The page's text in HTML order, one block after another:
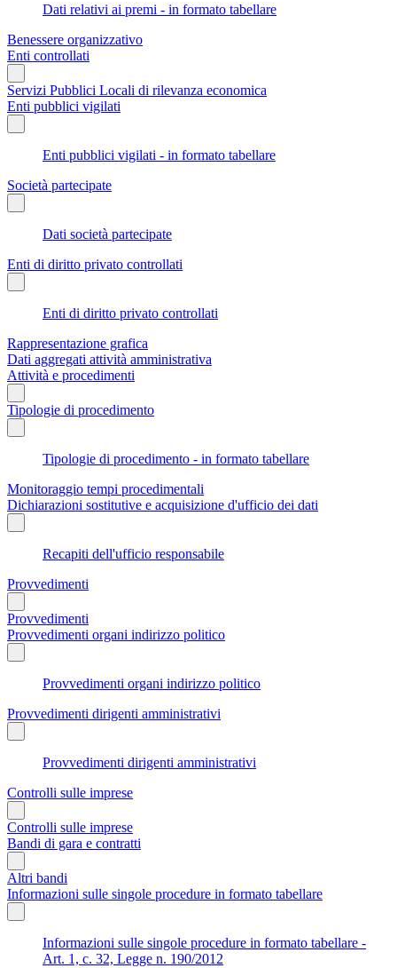
Dati relativi ai premi - in formato tabellare
Benessere organizzativo
Enti controllati
Servizi Pubblici Locali di rilevanza economica
Enti pubblici vigilati
Enti pubblici vigilati - in formato tabellare
Società partecipate
Dati società partecipate
Enti di diritto privato controllati
Enti di diritto privato controllati
Rappresentazione grafica
Dati aggregati attività amministrativa
Attività e procedimenti
Tipologie di procedimento
Tipologie di procedimento - in formato tabellare
Monitoraggio tempi procedimentali
Dichiarazioni sostitutive e acquisizione d'ufficio dei dati
Recapiti dell'ufficio responsabile
Provvedimenti
Provvedimenti
Provvedimenti organi indirizzo politico
Provvedimenti organi indirizzo politico
Provvedimenti dirigenti amministrativi
Provvedimenti dirigenti amministrativi
Controlli sulle imprese
Controlli sulle imprese
Bandi di gara e contratti
Altri bandi
Informazioni sulle singole procedure in formato tabellare
Informazioni sulle singole procedure in formato tabellare -
Art. 1, c. 32, Legge n. 190/2012